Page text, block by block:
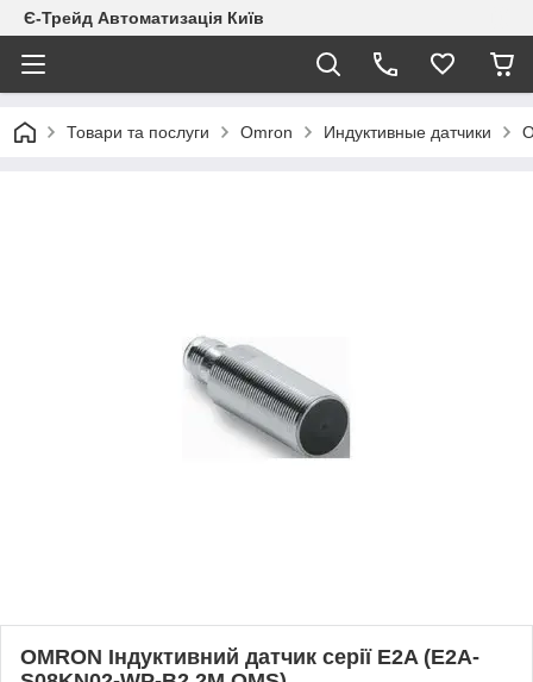
Є-Трейд Автоматизація Київ
Товари та послуги Omron Индуктивные датчики
OMRON Індуктивний датчик серії E2A (E2A-